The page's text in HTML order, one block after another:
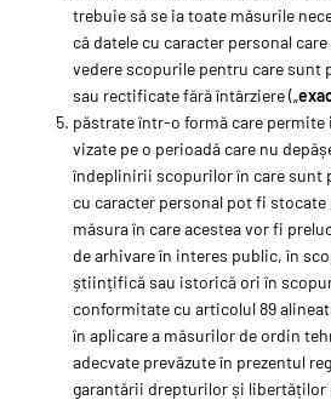
trebuie să se ia toate măsurile
că datele cu caracter personal
vedere scopurile pentru care sunt
sau rectificate fără întârziere („
păstrate într-o formă care
vizate pe o perioadă care nu
îndeplinirii scopurilor în care sunt
cu caracter personal pot fi stocate
măsura în care acestea vor fi
de arhivare în interes public, în
științifică sau istorică ori în
conformitate cu articolul 89
în aplicare a măsurilor de ordin
adecvate prevăzute în prezentul
garantării drepturilor și libertăților